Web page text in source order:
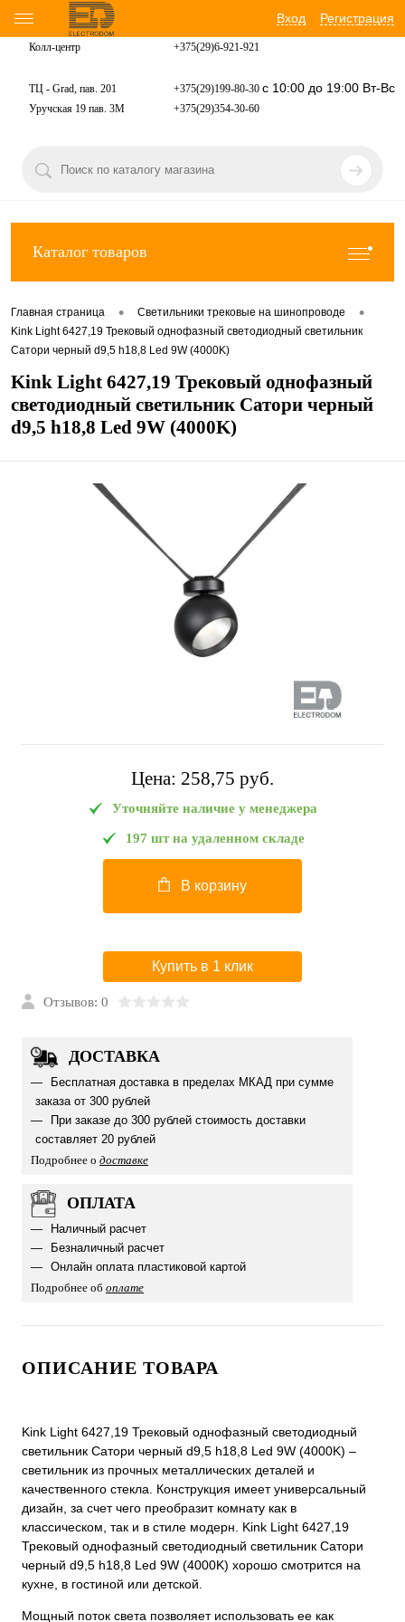
Вход Регистрация
Колл-центр +375(29)6-921-921
ТЦ - Grad, пав. 201 +375(29)199-80-30 с 10:00 до 19:00 Вт-Вс
Уручская 19 пав. 3М +375(29)354-30-60
Каталог товаров
Главная страница • Светильники трековые на шинопроводе •
Kink Light 6427,19 Трековый однофазный светодиодный светильник
Сатори черный d9,5 h18,8 Led 9W (4000K)
Kink Light 6427,19 Трековый однофазный
светодиодный светильник Сатори черный
d9,5 h18,8 Led 9W (4000K)
Цена: 258,75 pуб.
Уточняйте наличие у менеджера
197 шт на удаленном складе
В корзину
Купить в 1 клик
Отзывов: 0
ДОСТАВКА
Бесплатная доставка в пределах МКАД при сумме
заказа от 300 рублей
При заказе до 300 рублей стоимость доставки
составляет 20 рублей
Подробнее о доставке
ОПЛАТА
Наличный расчет
Безналичный расчет
Онлайн оплата пластиковой картой
Подробнее об оплате
ОПИСАНИЕ ТОВАРА
Kink Light 6427,19 Трековый однофазный светодиодный
светильник Сатори черный d9,5 h18,8 Led 9W (4000K) –
светильник из прочных металлических деталей и
качественного стекла. Конструкция имеет универсальный
дизайн, за счет чего преобразит комнату как в
классическом, так и в стиле модерн. Kink Light 6427,19
Трековый однофазный светодиодный светильник Сатори
черный d9,5 h18,8 Led 9W (4000K) хорошо смотрится на
кухне, в гостиной или детской.
Мощный поток света позволяет использовать ее как